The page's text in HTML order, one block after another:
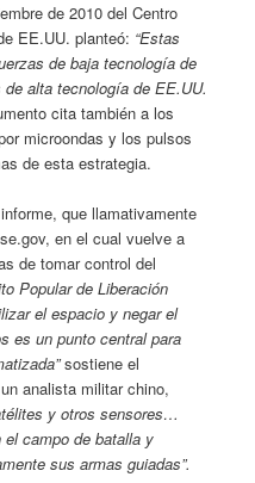
de 2010 del Centro
EE.UU. planteó: “Estas
de baja tecnología de
alta tecnología de EE.UU.
cita también a los
microondas y los pulsos
de esta estrategia.
que llamativamente
en el cual vuelve a
de tomar control del
Popular de Liberación
el espacio y negar el
es un punto central para
sostiene el
analista militar chino,
y otros sensores…
campo de batalla y
sus armas guiadas”.